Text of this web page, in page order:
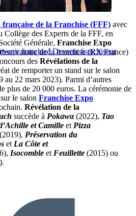
franchisé Devenir franchiseur
de la Franchise (FFF) avec
Collège des Experts de la FFF, en
Générale, Franchise Expo
de la franchise (RX France)
des Révélations de la
de remporter un stand sur le salon
au 22 mars 2023). Parmi d’autres
plus de 20 000 euros. La cérémonie de
le salon Franchise Expo
Révélation de la
succède à Pokawa (2022), Tao
et Camille et Pizza
(2019), Préservation du
et La Côte et
Isocomble et Feuillette (2015) ou